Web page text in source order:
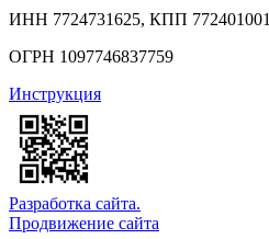
ИНН 7724731625, КПП 772401001
ОГРН 1097746837759
Инструкция
Разработка сайта.
Продвижение сайта